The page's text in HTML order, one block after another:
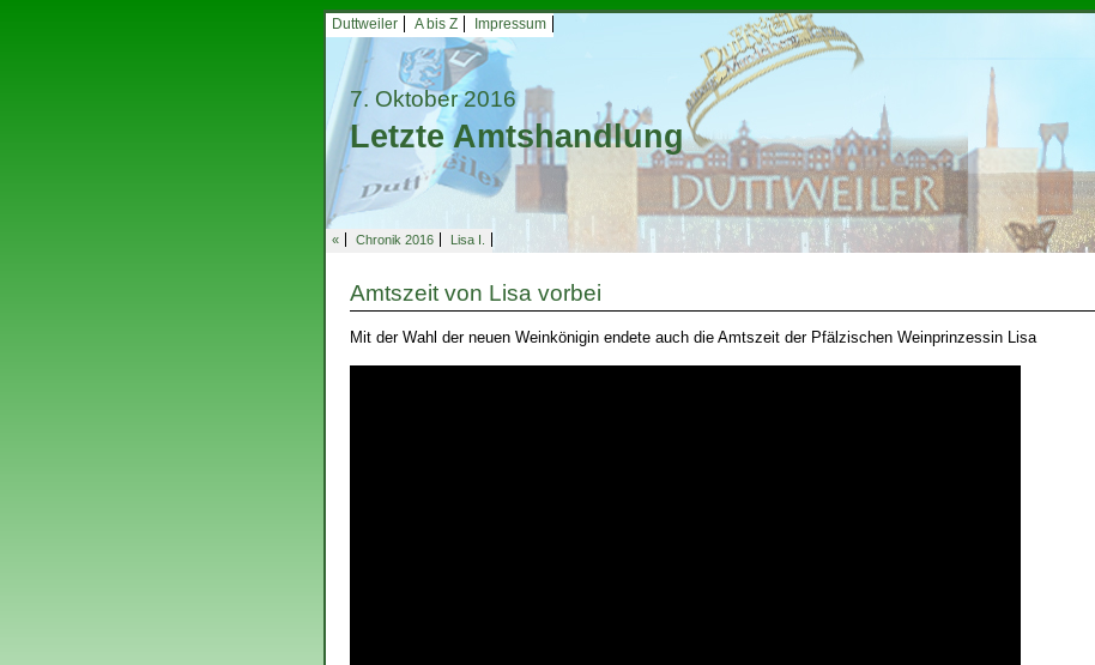
Duttweiler A bis Z Impressum
7. Oktober 2016
Letzte Amtshandlung
« Chronik 2016 Lisa I.
Amtszeit von Lisa vorbei
Mit der Wahl der neuen Weinkönigin endete auch die Amtszeit der Pfälzischen Weinprinzessin Lisa